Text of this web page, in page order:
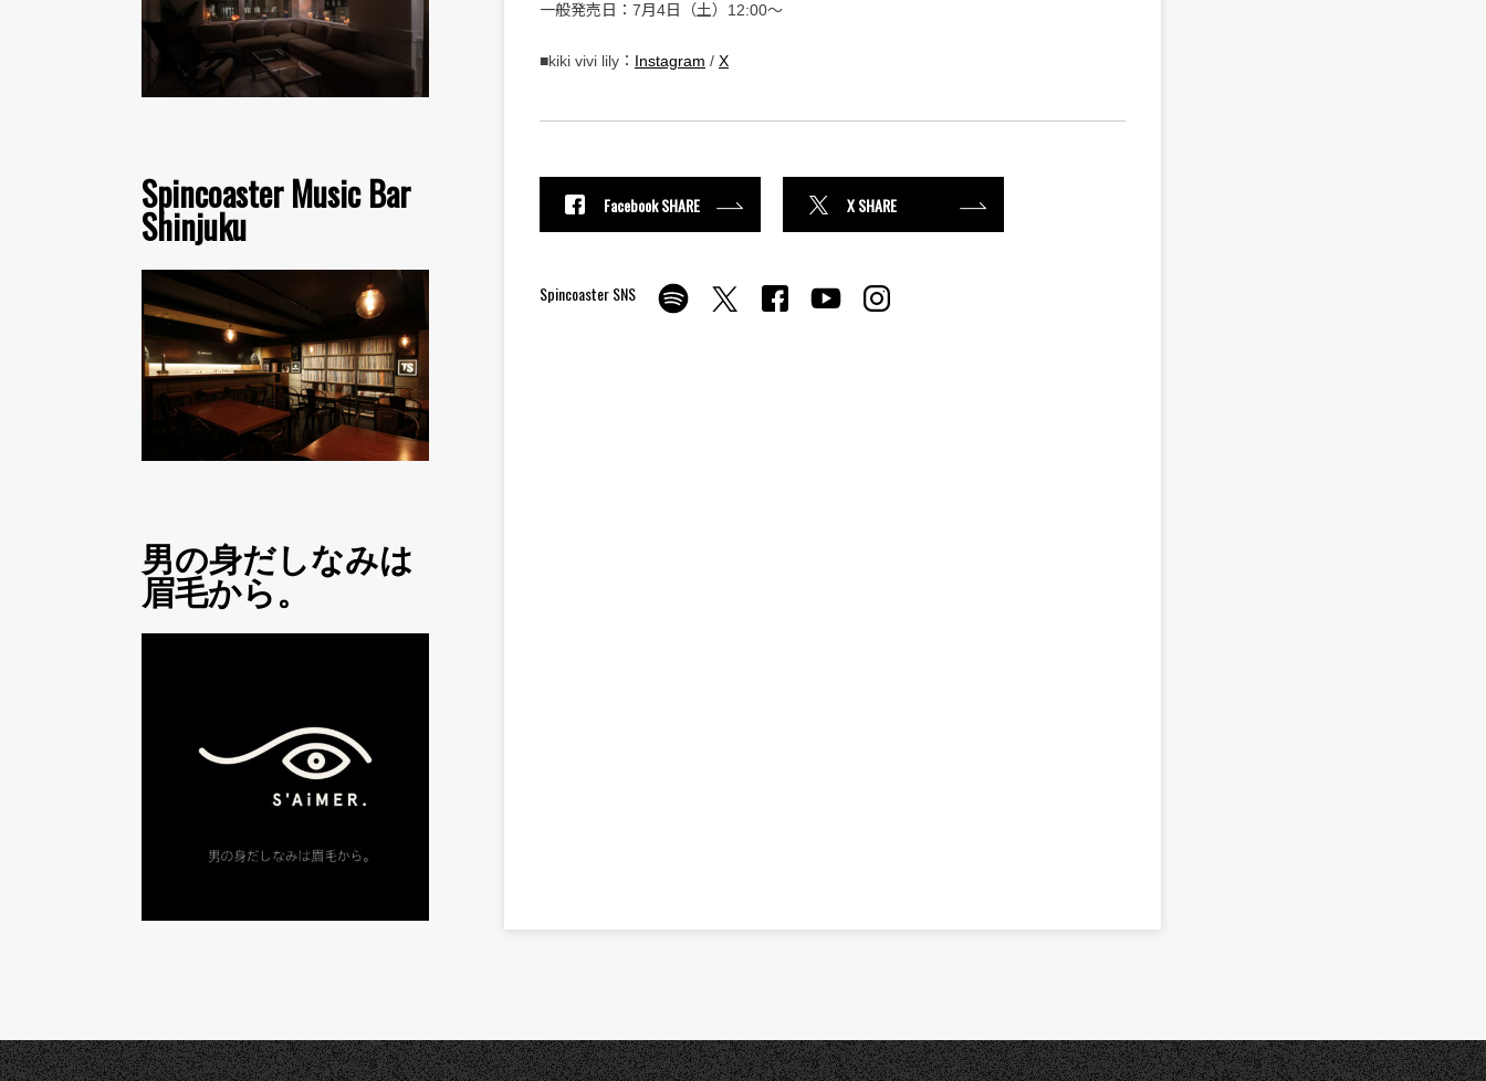
Spincoaster Music Bar
Shinjuku
男の身だしなみは
眉毛から。
一般発売日：7月4日（土）12:00〜
■kiki vivi lily： Instagram / X
Facebook SHARE X SHARE
Spincoaster SNS